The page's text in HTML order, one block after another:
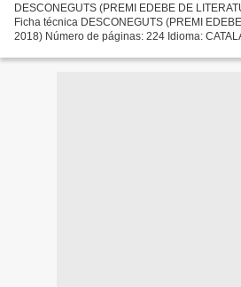
DESCONEGUTS (PREMI EDEBE DE
Ficha técnica DESCONEGUTS (PREMI
2018) Número de páginas: 224 Idioma: